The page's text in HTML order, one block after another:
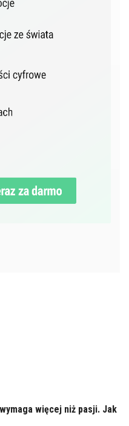
więcej niż pasji. Jak